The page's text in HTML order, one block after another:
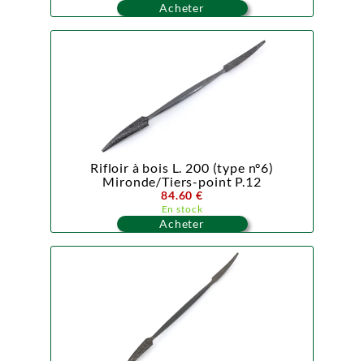
Acheter
Rifloir à bois L. 200 (type n°6)
Mironde/Tiers-point P.12
84.60 €
En stock
Acheter